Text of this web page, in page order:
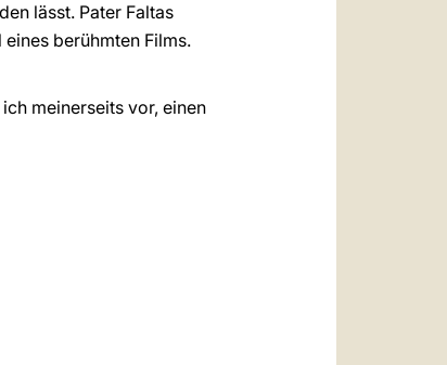
lässt. Pater Faltas
berühmten Films.
meinerseits vor, einen